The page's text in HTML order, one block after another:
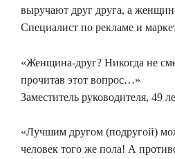
выручают друг друга, а
Специалист по рекламе и
«Женщина-друг? Никогда не
прочитав этот вопрос…»
Заместитель руководителя, 49
«Лучшим другом (подругой)
человек того же пола! А